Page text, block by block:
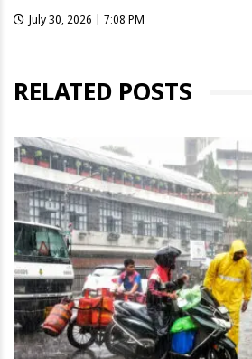
July 30, 2026 | 7:08 PM
RELATED POSTS